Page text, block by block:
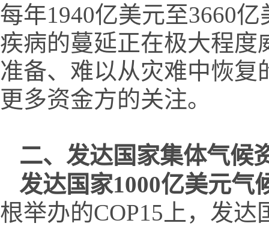
每年1940亿美元至3660
疾病的蔓延正在极大程度
准备、难以从灾难中恢
更多资金方的关注。
二、 发达国家集体气候
发达国家1000亿美元气
根举办的COP15上，发